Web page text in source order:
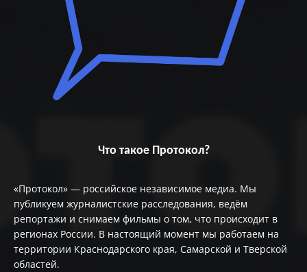
Что такое Протокол?
«Протокол» — российское независимое медиа. Мы
публикуем журналистские расследования, ведём
репортажи и снимаем фильмы о том, что происходит в
регионах России. В настоящий момент мы работаем на
территории Краснодарского края, Самарской и Тверской
областей.